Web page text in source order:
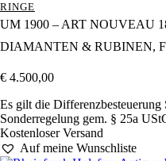
RINGE
UM 1900 – ART NOUVEAU
DIAMANTEN & RUBINEN,
€ 4.500,00
Es gilt die
Sonderregelung gem. § 25a
Kostenloser Versand
Auf meine Wunschliste